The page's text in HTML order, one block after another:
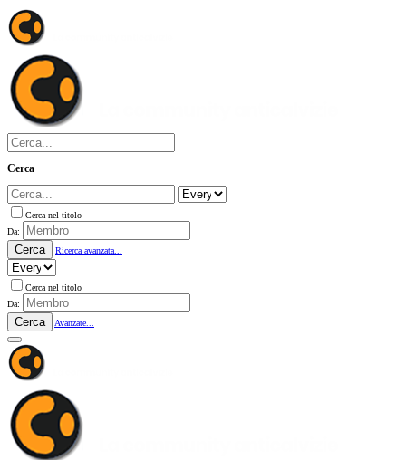
Cerca
Cerca nel titolo
Da:
Cerca Ricerca avanzata...
Cerca nel titolo
Da:
Cerca Avanzate...